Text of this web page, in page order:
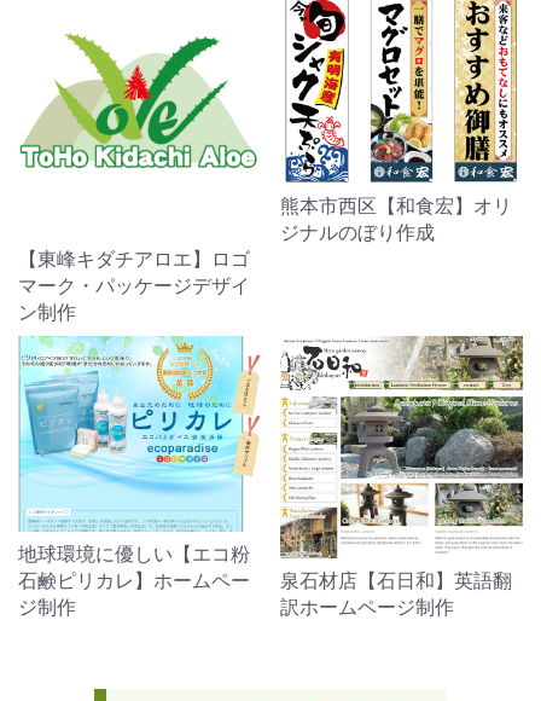
【東峰キダチアロエ】ロゴ
マーク・パッケージデザイ
ン制作
熊本市西区【和食宏】オリ
ジナルのぼり作成
地球環境に優しい【エコ粉
石鹸ピリカレ】ホームペー
ジ制作
泉石材店【石日和】英語翻
訳ホームページ制作